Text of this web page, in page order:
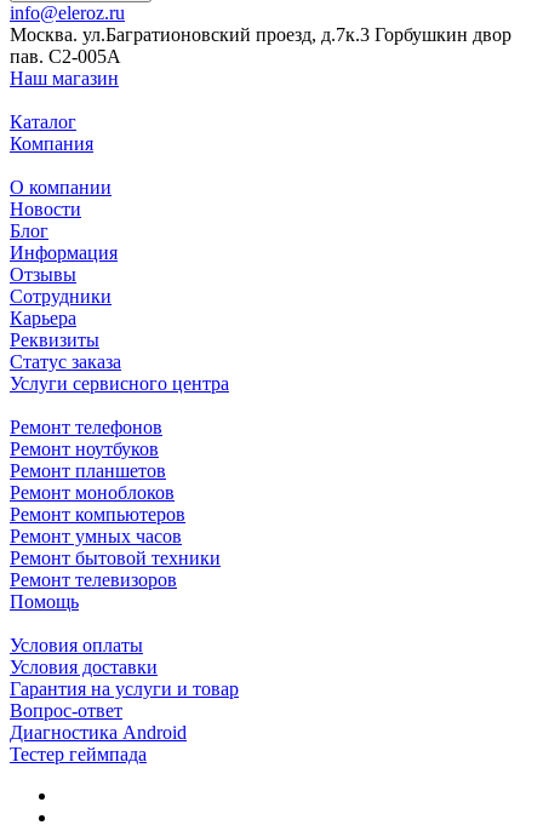
info@eleroz.ru
Москва. ул.Багратионовский проезд, д.7к.3 Горбушкин двор
пав. C2-005A
Наш магазин
Каталог
Компания
О компании
Новости
Блог
Информация
Отзывы
Сотрудники
Карьера
Реквизиты
Статус заказа
Услуги сервисного центра
Ремонт телефонов
Ремонт ноутбуков
Ремонт планшетов
Ремонт моноблоков
Ремонт компьютеров
Ремонт умных часов
Ремонт бытовой техники
Ремонт телевизоров
Помощь
Условия оплаты
Условия доставки
Гарантия на услуги и товар
Вопрос-ответ
Диагностика Android
Тестер геймпада